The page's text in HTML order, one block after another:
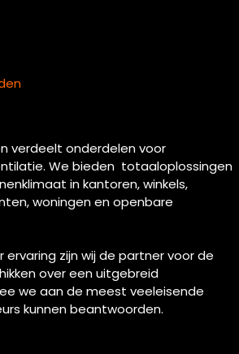
verdeelt onderdelen voor
We bieden totaaloplossingen
in kantoren, winkels,
woningen en openbare
ervaring zijn wij de partner voor de
over een uitgebreid
we aan de meest veeleisende
kunnen beantwoorden.